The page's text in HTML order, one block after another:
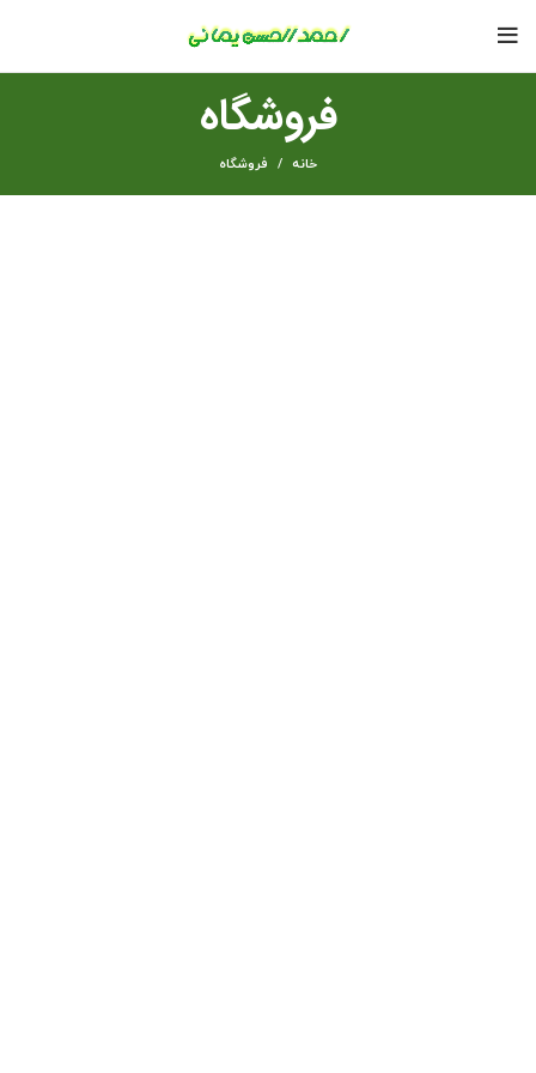
فروشگاه
خانه فروشگاه